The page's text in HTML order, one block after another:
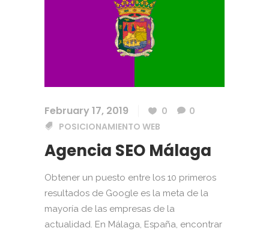
February 17, 2019 0
0
POSICIONAMIENTO WEB
Agencia SEO Málaga
Obtener un puesto entre los 10 primeros
resultados de Google es la meta de la
mayoría de las empresas de la
actualidad. En Málaga, España, encontrar